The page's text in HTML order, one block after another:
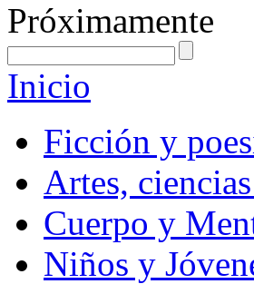
Próximamente
Inicio
Ficción y
Artes,
Cuerpo y
Niños y